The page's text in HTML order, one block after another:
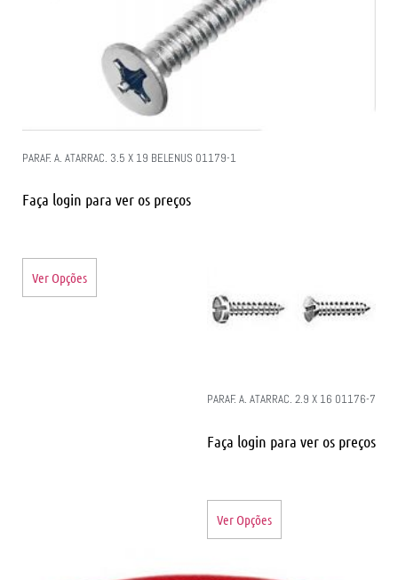
PARAF. A. ATARRAC. 3.5 X 19 BELENUS 01179-1
Faça login para ver os preços
Ver Opções
PARAF. A. ATARRAC. 2.9 X 16 01176-7
Faça login para ver os preços
Ver Opções